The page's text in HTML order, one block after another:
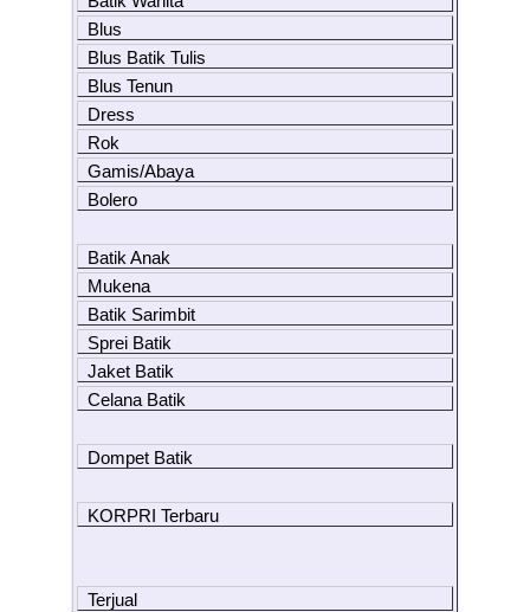
Blus
Blus Batik Tulis
Blus Tenun
Dress
Rok
Gamis/Abaya
Bolero
Batik Anak
Mukena
Batik Sarimbit
Sprei Batik
Jaket Batik
Celana Batik
Dompet Batik
KORPRI Terbaru
Terjual